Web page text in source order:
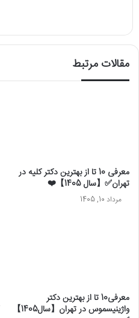
مقالات مرتبط
معرفی 10 تا از بهترین دکتر کلیه در
تهران✅【سال 1405】❤️
مرداد 10, 1405
معرفی10 تا از بهترین دکتر
واژینیسموس در تهران【سال1405】